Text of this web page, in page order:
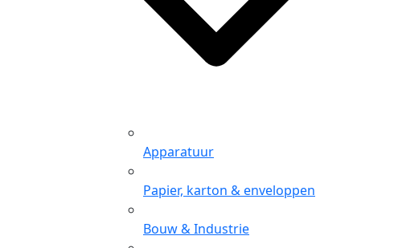
Apparatuur
Papier, karton & enveloppen
Bouw & Industrie